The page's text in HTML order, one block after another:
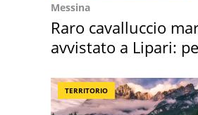
Messina
Raro cavalluccio
avvistato a Lipari:
TERRITORIO